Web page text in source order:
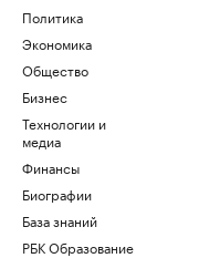
Политика
Экономика
Общество
Бизнес
Технологии и
медиа
Финансы
Биографии
База знаний
РБК Образование